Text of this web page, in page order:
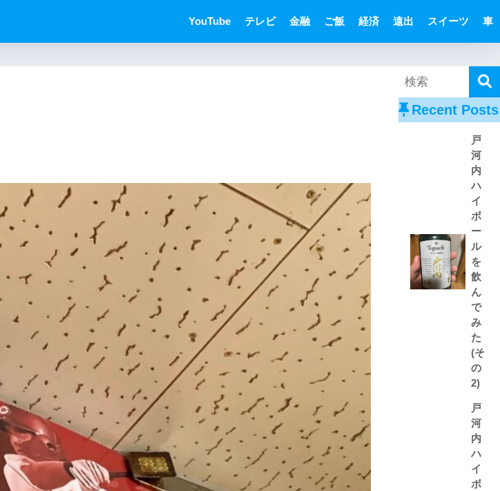
YouTube テレビ 金融 ご飯 経済 遠出 スイーツ 車
Recent Posts
戸
河
内
ハ
イ
ボ
ー
ル
を
飲
ん
で
み
た
(そ
の
2)
戸
河
内
ハ
イ
ボ